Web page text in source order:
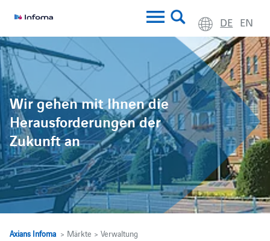
DE EN
Wir gehen mit Ihnen die
Herausforderungen der
Zukunft an
Axians Infoma> Märkte > Verwaltung